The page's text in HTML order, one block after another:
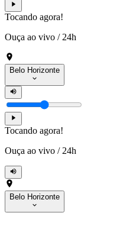
Tocando agora!
Ouça ao vivo / 24h
Belo Horizonte
Tocando agora!
Ouça ao vivo / 24h
Belo Horizonte